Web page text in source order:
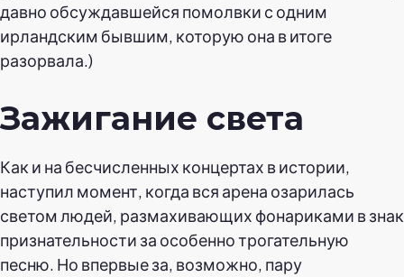
давно обсуждавшейся помолвки с одним
ирландским бывшим, которую она в итоге
разорвала.)
Зажигание света
Как и на бесчисленных концертах в истории,
наступил момент, когда вся арена озарилась
светом людей, размахивающих фонариками в знак
признательности за особенно трогательную
песню. Но впервые за, возможно, пару